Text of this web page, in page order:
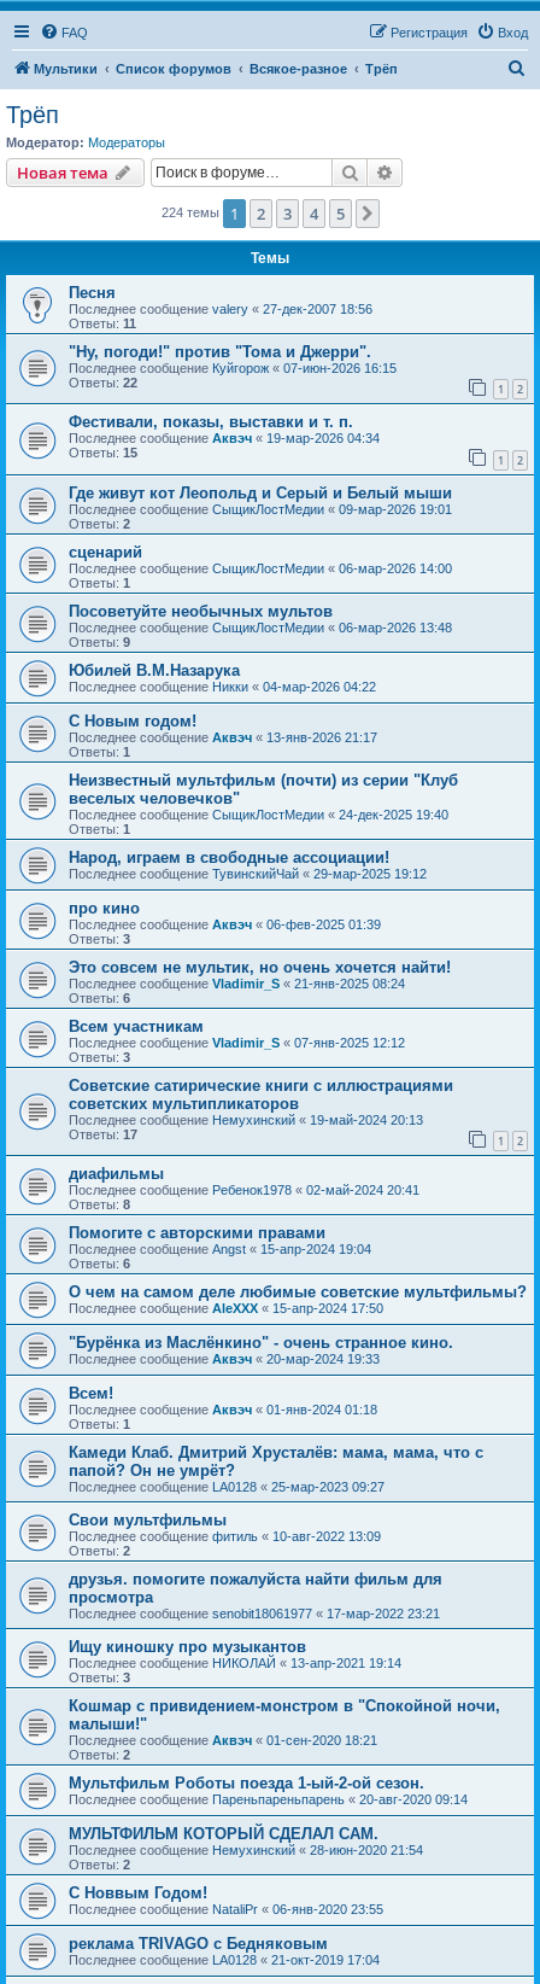
FAQ Вход
Регистрация
Мультики Список форумов Всякое-разное Трёп
Трёп
Модератор: Модераторы
Новая тема Поиск
224 темы 1 2 3 4 5
Темы
Песня
Последнее сообщение valery « 27-дек-2007 18:56
Ответы: 11
"Ну, погоди!" против "Тома и Джерри".
Последнее сообщение Куйгорож « 07-июн-2026 16:15
Ответы: 22 1 2
Фестивали, показы, выставки и т. п.
Последнее сообщение Аквэч « 19-мар-2026 04:34
Ответы: 15 1 2
Где живут кот Леопольд и Серый и Белый мыши
Последнее сообщение СыщикЛостМедии « 09-мар-2026 19:01
Ответы: 2
сценарий
Последнее сообщение СыщикЛостМедии « 06-мар-2026 14:00
Ответы: 1
Посоветуйте необычных мультов
Последнее сообщение СыщикЛостМедии « 06-мар-2026 13:48
Ответы: 9
Юбилей В.М.Назарука
Последнее сообщение Никки « 04-мар-2026 04:22
С Новым годом!
Последнее сообщение Аквэч « 13-янв-2026 21:17
Ответы: 1
Неизвестный мультфильм (почти) из серии "Клуб
веселых человечков"
Последнее сообщение СыщикЛостМедии « 24-дек-2025 19:40
Ответы: 1
Народ, играем в свободные ассоциации!
Последнее сообщение ТувинскийЧай « 29-мар-2025 19:12
про кино
Последнее сообщение Аквэч « 06-фев-2025 01:39
Ответы: 3
Это совсем не мультик, но очень хочется найти!
Последнее сообщение Vladimir_S « 21-янв-2025 08:24
Ответы: 6
Всем участникам
Последнее сообщение Vladimir_S « 07-янв-2025 12:12
Ответы: 3
Советские сатирические книги с иллюстрациями
советских мультипликаторов
Последнее сообщение Немухинский « 19-май-2024 20:13
Ответы: 17 1 2
диафильмы
Последнее сообщение Ребенок1978 « 02-май-2024 20:41
Ответы: 8
Помогите с авторскими правами
Последнее сообщение Angst « 15-апр-2024 19:04
Ответы: 6
О чем на самом деле любимые советские мультфильмы?
Последнее сообщение AleXXX « 15-апр-2024 17:50
"Бурёнка из Маслёнкино" - очень странное кино.
Последнее сообщение Аквэч « 20-мар-2024 19:33
Всем!
Последнее сообщение Аквэч « 01-янв-2024 01:18
Ответы: 1
Камеди Клаб. Дмитрий Хрусталёв: мама, мама, что с
папой? Он не умрёт?
Последнее сообщение LA0128 « 25-мар-2023 09:27
Свои мультфильмы
Последнее сообщение фитиль « 10-авг-2022 13:09
Ответы: 2
друзья. помогите пожалуйста найти фильм для
просмотра
Последнее сообщение senobit18061977 « 17-мар-2022 23:21
Ищу киношку про музыкантов
Последнее сообщение НИКОЛАЙ « 13-апр-2021 19:14
Ответы: 3
Кошмар с привидением-монстром в "Спокойной ночи,
малыши!"
Последнее сообщение Аквэч « 01-сен-2020 18:21
Ответы: 2
Мультфильм Роботы поезда 1-ый-2-ой сезон.
Последнее сообщение Пареньпареньпарень « 20-авг-2020 09:14
МУЛЬТФИЛЬМ КОТОРЫЙ СДЕЛАЛ САМ.
Последнее сообщение Немухинский « 28-июн-2020 21:54
Ответы: 2
С Новвым Годом!
Последнее сообщение NataliPr « 06-янв-2020 23:55
реклама TRIVAGO с Бедняковым
Последнее сообщение LA0128 « 21-окт-2019 17:04